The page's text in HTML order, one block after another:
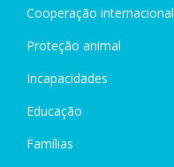
Cooperação internacional
Proteção animal
Incapacidades
Educação
Famílias